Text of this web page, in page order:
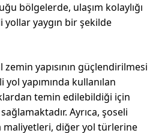
bölgelerde, ulaşım kolaylığı
yollar yaygın bir şekilde
yapısının güçlendirilmesi
yol yapımında kullanılan
temin edilebildiği için
Ayrıca, şoseli
maliyetleri, diğer yol türlerine